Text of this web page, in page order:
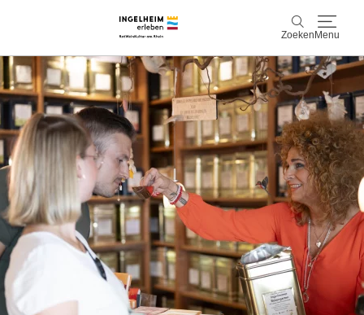
Zoeken Menu
Zoeken
Ontdek & ervaar
Wijn & Plezier
Kaiserpfalz, geschiedenis & cultuur
Plan & Book
Info & service
AccommodatiesBoek ervaringen